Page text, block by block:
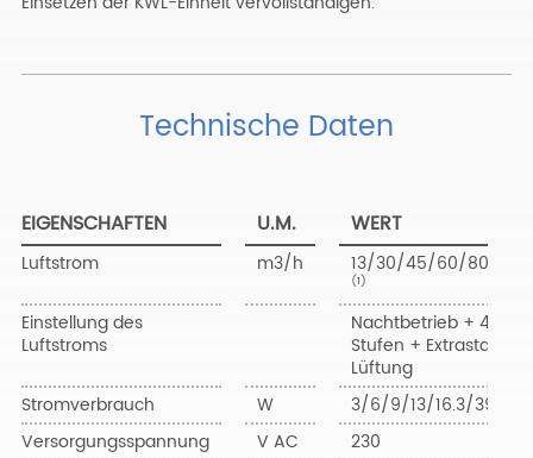
Technische Daten
EIGENSCHAFTEN U.M. WERT
Luftstrom m3/h 13/30/45/60/80/120
(1)
Einstellung des
Luftstroms
Nachtbetrieb + 4
Stufen + Extrastarke
Lüftung
Stromverbrauch
W
3/6/9/13/16.3/39
Versorgungsspannung
V AC
230